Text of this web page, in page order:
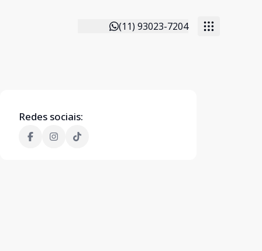
(11) 93023-7204
Redes sociais: